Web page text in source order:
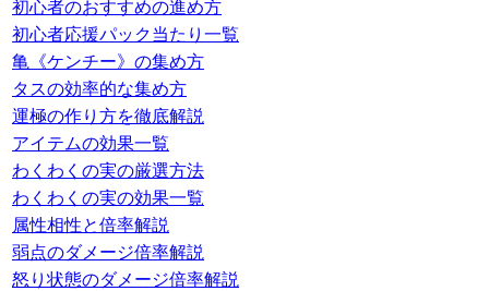
初心者のおすすめの進め方
初心者応援パック当たり一覧
亀《ケンチー》の集め方
タスの効率的な集め方
運極の作り方を徹底解説
アイテムの効果一覧
わくわくの実の厳選方法
わくわくの実の効果一覧
属性相性と倍率解説
弱点のダメージ倍率解説
怒り状態のダメージ倍率解説